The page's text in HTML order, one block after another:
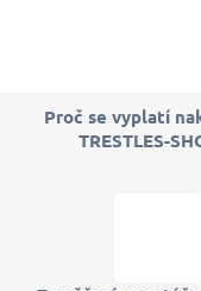
Proč se vyplatí
TRESTLES-